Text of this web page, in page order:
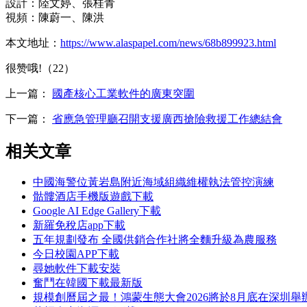
設計：陸文婷、張桂青
視頻：陳蔚一、陳洪
本文地址： https://www.alaspapel.com/news/68b899923.html
很赞哦!（22）
上一篇： 國產核心工業軟件的廣東突圍
下一篇： 省應急管理廳召開支援廣西搶險救援工作總結會
相关文章
中國海警位黃岩島附近海域組織維權執法管控演練
骷髏酒店手機版遊戲下載
Google AI Edge Gallery下載
新羅免稅店app下載
五年規劃發布 全國供銷合作社將全麵升級為農服務
今日校園APP下載
尋她軟件下載安裝
奮鬥在韓國下載最新版
規模創曆屆之最！鴻蒙生態大會2026將於8月底在深圳舉